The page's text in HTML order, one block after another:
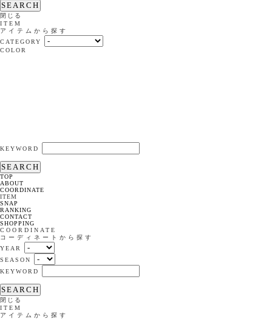
SEARCH
閉じる
ITEM
アイテムから探す
CATEGORY
COLOR
KEYWORD
SEARCH
TOP
ABOUT
COORDINATE
ITEM
SNAP
RANKING
CONTACT
SHOPPING
COORDINATE
コーディネートから探す
YEAR
SEASON
KEYWORD
SEARCH
閉じる
ITEM
アイテムから探す